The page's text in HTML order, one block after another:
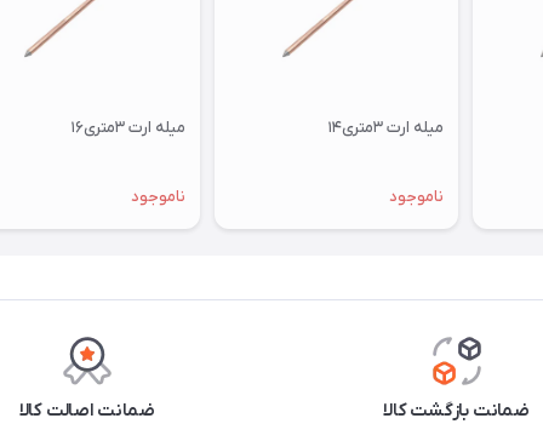
میله ارت ۳متری۱۴
ناموجود
میله ارت ۳متری۱۶
ناموجود
ضمانت بازگشت کالا ضمانت اصالت کالا